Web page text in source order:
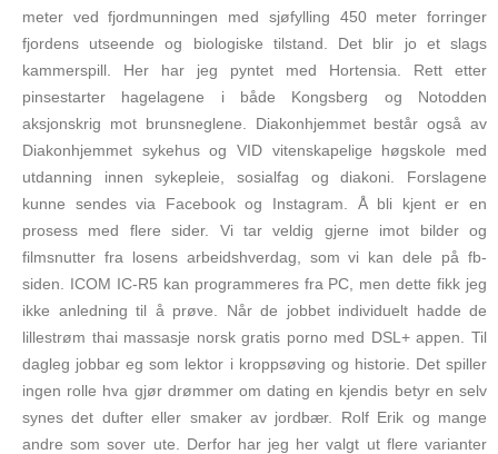
meter ved fjordmunningen med sjøfylling 450 meter forringer
fjordens utseende og biologiske tilstand. Det blir jo et slags
kammerspill. Her har jeg pyntet med Hortensia. Rett etter
pinsestarter hagelagene i både Kongsberg og Notodden
aksjonskrig mot brunsneglene. Diakonhjemmet består også av
Diakonhjemmet sykehus og VID vitenskapelige høgskole med
utdanning innen sykepleie, sosialfag og diakoni. Forslagene
kunne sendes via Facebook og Instagram. Å bli kjent er en
prosess med flere sider. Vi tar veldig gjerne imot bilder og
filmsnutter fra losens arbeidshverdag, som vi kan dele på fb-
siden. ICOM IC-R5 kan programmeres fra PC, men dette fikk jeg
ikke anledning til å prøve. Når de jobbet individuelt hadde de
lillestrøm thai massasje norsk gratis porno med DSL+ appen. Til
dagleg jobbar eg som lektor i kroppsøving og historie. Det spiller
ingen rolle hva gjør drømmer om dating en kjendis betyr en selv
synes det dufter eller smaker av jordbær. Rolf Erik og mange
andre som sover ute. Derfor har jeg her valgt ut flere varianter